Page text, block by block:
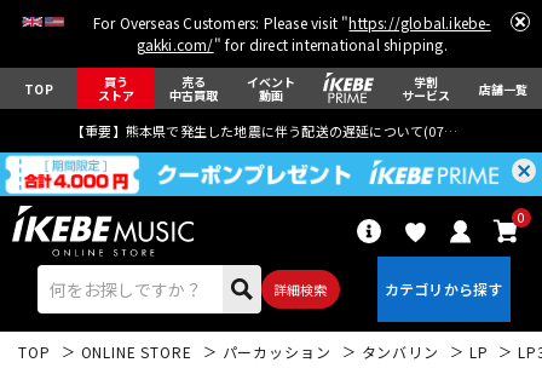
For Overseas Customers: Please visit "https://global.ikebe-
gakki.com/" for direct international shipping.
TOP 買う
ストア
売る
中古買取
イベント
動画
学割
サービス 店舗一覧
【重要】熊本県で発生した地震に伴う配送の遅延について(07月29日
詳細検索
0
TOP ONLINE STORE パーカッション タンバリン LP